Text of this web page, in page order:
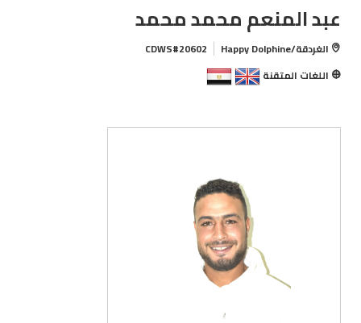
عبد المنعم محمد محمد
الغردقة/Happy Dolphine
CDWS#20602
اللغات المتقنة